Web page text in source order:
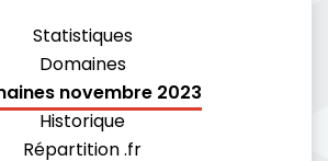
Statistiques
Domaines
novembre 2023
Historique
Répartition .fr